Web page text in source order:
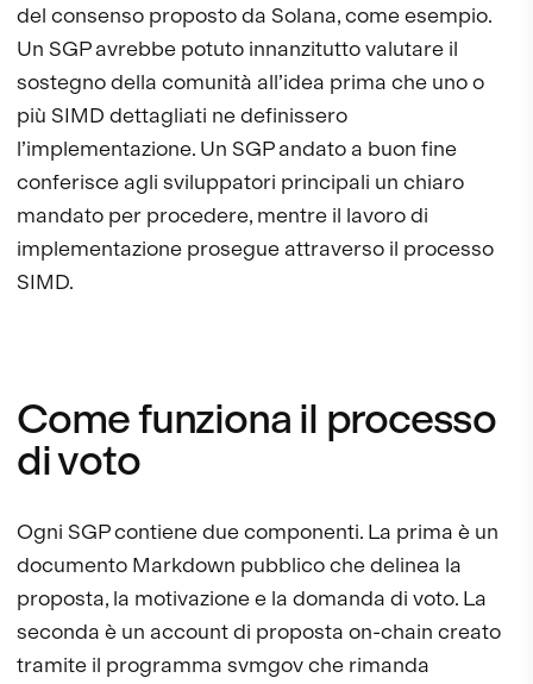
del consenso proposto da Solana, come esempio.
Un SGP avrebbe potuto innanzitutto valutare il
sostegno della comunità all’idea prima che uno o
più SIMD dettagliati ne definissero
l’implementazione. Un SGP andato a buon fine
conferisce agli sviluppatori principali un chiaro
mandato per procedere, mentre il lavoro di
implementazione prosegue attraverso il processo
SIMD.
Come funziona il processo
di voto
Ogni SGP contiene due componenti. La prima è un
documento Markdown pubblico che delinea la
proposta, la motivazione e la domanda di voto. La
seconda è un account di proposta on-chain creato
tramite il programma svmgov che rimanda